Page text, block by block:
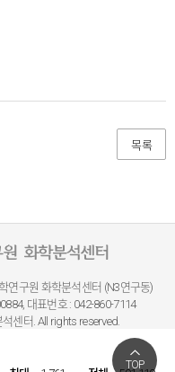
목록
TOP
연구원 화학분석센터 (N3연구동)
대표번호 : 042-860-7114
센터. All rights reserved.